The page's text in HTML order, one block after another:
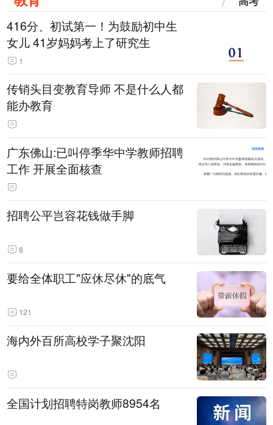
416分、初试第一！为鼓励初中生
女儿 41岁妈妈考上了研究生
1
传销头目变教育导师 不是什么人都
能办教育
广东佛山:已叫停季华中学教师招聘
工作 开展全面核查
招聘公平岂容花钱做手脚
8
要给全体职工"应休尽休"的底气
121
海内外百所高校学子聚沈阳
全国计划招聘特岗教师8954名